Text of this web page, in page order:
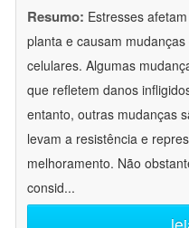
Resumo: Estresses
planta e causam
celulares. Algumas
que refletem danos
entanto, outras mudanças
levam a resistência e
melhoramento. Não
consid...